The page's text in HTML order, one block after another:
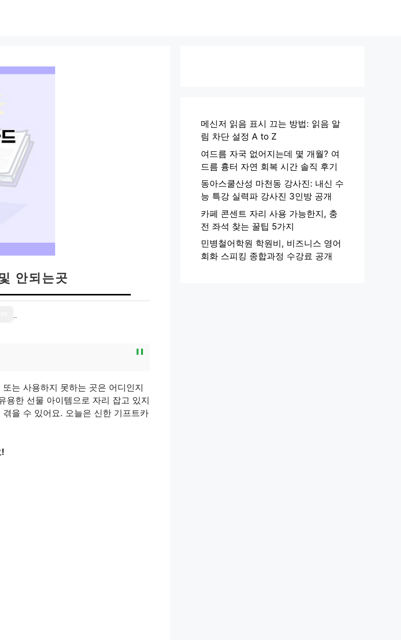
안되는곳
는 사용하지 못하는 곳은 어디인지
용한 선물 아이템으로 자리 잡고 있지
을 수 있어요. 오늘은 신한 기프트카
메신저 읽음 표시 끄는 방법: 읽음 알
림 차단 설정 A to Z
여드름 자국 없어지는데 몇 개월? 여
드름 흉터 자연 회복 시간 솔직 후기
동아스쿨산성 마천동 강사진: 내신 수
능 특강 실력파 강사진 3인방 공개
카페 콘센트 자리 사용 가능한지, 충
전 좌석 찾는 꿀팁 5가지
민병철어학원 학원비, 비즈니스 영어
회화 스피킹 종합과정 수강료 공개